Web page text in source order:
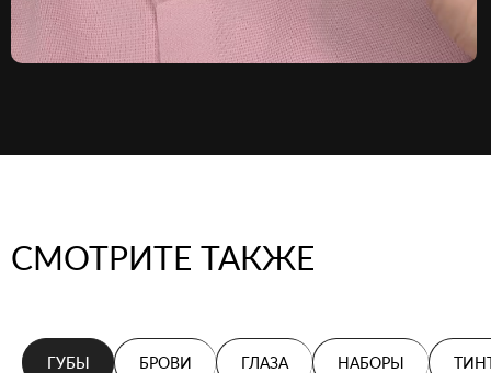
СМОТРИТЕ ТАКЖЕ
ГУБЫ БРОВИ ГЛАЗА НАБОРЫ